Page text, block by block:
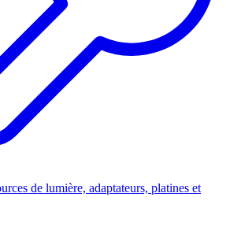
de lumière, adaptateurs, platines et